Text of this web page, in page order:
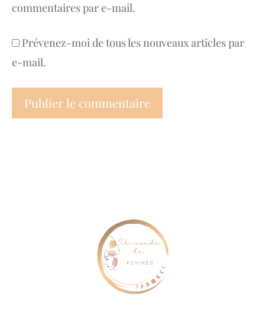
commentaires par e-mail.
Prévenez-moi de tous les nouveaux articles par
e-mail.